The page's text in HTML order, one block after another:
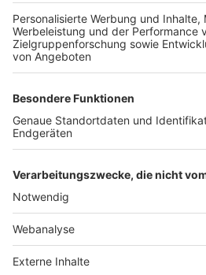
TOP-PARTNER
Nutzungsbedingungen Datenschutz